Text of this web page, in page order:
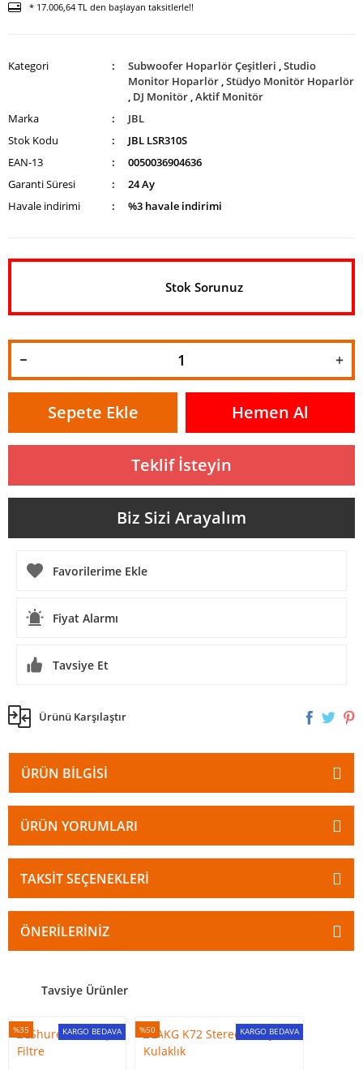
* 17.006,64 TL den başlayan taksitlerle!!
Kategori Subwoofer Hoparlör Çeşitleri ,Studio
Monitor Hoparlör ,Stüdyo Monitör Hoparlör
, DJ Monitör ,Aktif Monitör
Marka
JBL
Stok Kodu
JBL LSR310S
EAN-13
0050036904636
Garanti Süresi
24 Ay
Havale indirimi
%3 havale indirimi
Stok Sorunuz
Sepete Ekle Hemen Al
Teklif İsteyin
Biz Sizi Arayalım
Fiyat Alarmı
Tavsiye Et
Ürünü Karşılaştır
ÜRÜN BILGISI
ÜRÜN YORUMLARI
TAKSIT SEÇENEKLERI
ÖNERILERINIZ
Tavsiye Ürünler
KARGO BEDAVA
%35 KARGO BEDAVA
%50